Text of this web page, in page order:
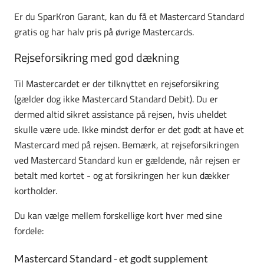
Er du SparKron Garant, kan du få et Mastercard Standard
gratis og har halv pris på øvrige Mastercards.
Rejseforsikring med god dækning
Til Mastercardet er der tilknyttet en rejseforsikring
(gælder dog ikke Mastercard Standard Debit). Du er
dermed altid sikret assistance på rejsen, hvis uheldet
skulle være ude. Ikke mindst derfor er det godt at have et
Mastercard med på rejsen. Bemærk, at rejseforsikringen
ved Mastercard Standard kun er gældende, når rejsen er
betalt med kortet - og at forsikringen her kun dækker
kortholder.
Du kan vælge mellem forskellige kort hver med sine
fordele:
Mastercard Standard - et godt supplement